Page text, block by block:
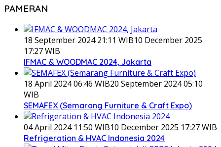
PAMERAN
18 September 2024 21:11 WIB10 December 2025
17:27 WIB
IFMAC & WOODMAC 2024, Jakarta
18 April 2024 06:46 WIB20 September 2024 05:10
WIB
SEMAFEX (Semarang Furniture & Craft Expo)
04 April 2024 11:50 WIB10 December 2025 17:27 WIB
Refrigeration & HVAC Indonesia 2024